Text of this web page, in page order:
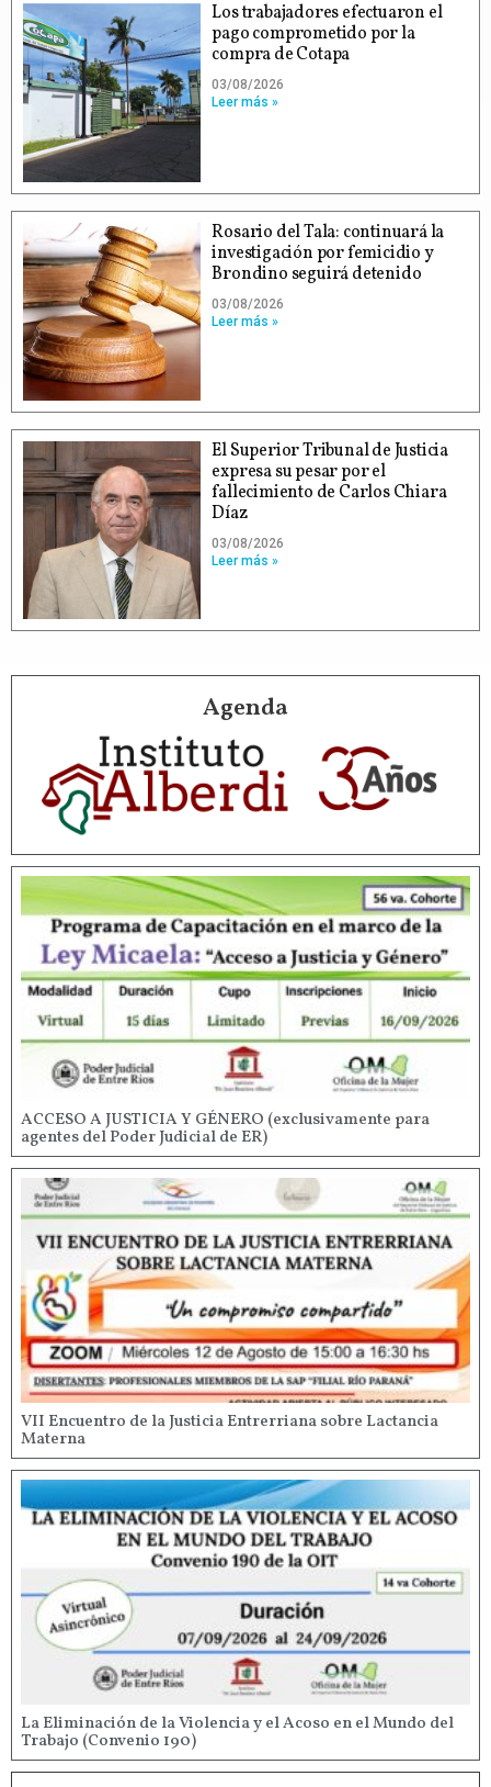
Los trabajadores efectuaron el
pago comprometido por la
compra de Cotapa
03/08/2026
Leer más »
Rosario del Tala: continuará la
investigación por femicidio y
Brondino seguirá detenido
03/08/2026
Leer más »
El Superior Tribunal de Justicia
expresa su pesar por el
fallecimiento de Carlos Chiara
Díaz
03/08/2026
Leer más »
Agenda
ACCESO A JUSTICIA Y GÉNERO (exclusivamente para
agentes del Poder Judicial de ER)
VII Encuentro de la Justicia Entrerriana sobre Lactancia
Materna
La Eliminación de la Violencia y el Acoso en el Mundo del
Trabajo (Convenio 190)